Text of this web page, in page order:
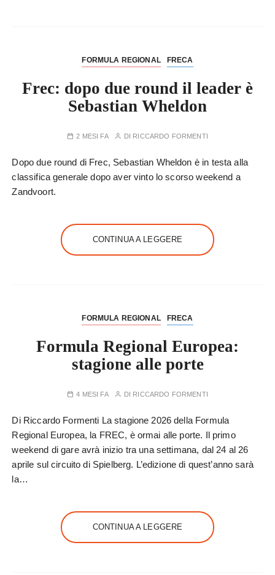
FORMULA REGIONAL FRECA
Frec: dopo due round il leader è
Sebastian Wheldon
2 MESI FA DI RICCARDO FORMENTI
Dopo due round di Frec, Sebastian Wheldon è in testa alla
classifica generale dopo aver vinto lo scorso weekend a
Zandvoort.
CONTINUA A LEGGERE
FORMULA REGIONAL FRECA
Formula Regional Europea:
stagione alle porte
4 MESI FA DI RICCARDO FORMENTI
Di Riccardo Formenti La stagione 2026 della Formula
Regional Europea, la FREC, è ormai alle porte. Il primo
weekend di gare avrà inizio tra una settimana, dal 24 al 26
aprile sul circuito di Spielberg. L’edizione di quest’anno sarà
la…
CONTINUA A LEGGERE